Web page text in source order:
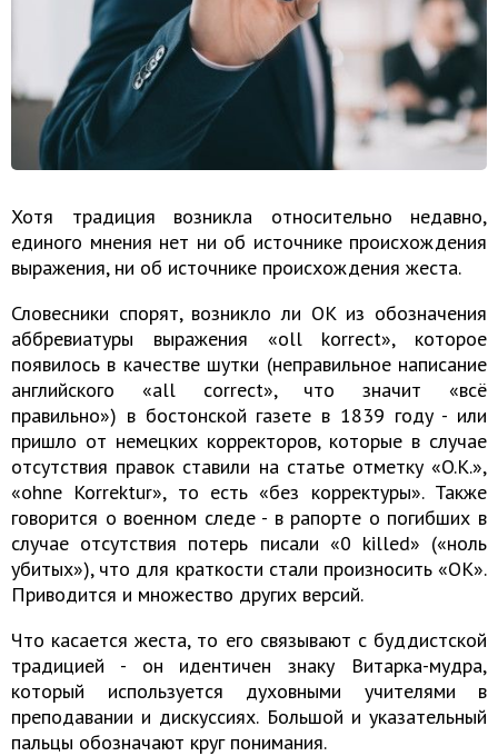
Хотя традиция возникла относительно недавно,
единого мнения нет ни об источнике происхождения
выражения, ни об источнике происхождения жеста.
Словесники спорят, возникло ли ОК из обозначения
аббревиатуры выражения «oll korrect», которое
появилось в качестве шутки (неправильное написание
английского «all correct», что значит «всё
правильно») в бостонской газете в 1839 году - или
пришло от немецких корректоров, которые в случае
отсутствия правок ставили на статье отметку «O.K.»,
«ohne Korrektur», то есть «без корректуры». Также
говорится о военном следе - в рапорте о погибших в
случае отсутствия потерь писали «0 killed» («ноль
убитых»), что для краткости стали произносить «OK».
Приводится и множество других версий.
Что касается жеста, то его связывают с буддистской
традицией - он идентичен знаку Витарка-мудра,
который используется духовными учителями в
преподавании и дискуссиях. Большой и указательный
пальцы обозначают круг понимания.